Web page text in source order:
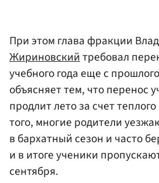
При этом глава фракции
Жириновскийтребовал
учебного года еще с
объясняет тем, что перенос
продлит лето за счет
того, многие родители
в бархатный сезон и часто
и в итоге ученики
сентября.